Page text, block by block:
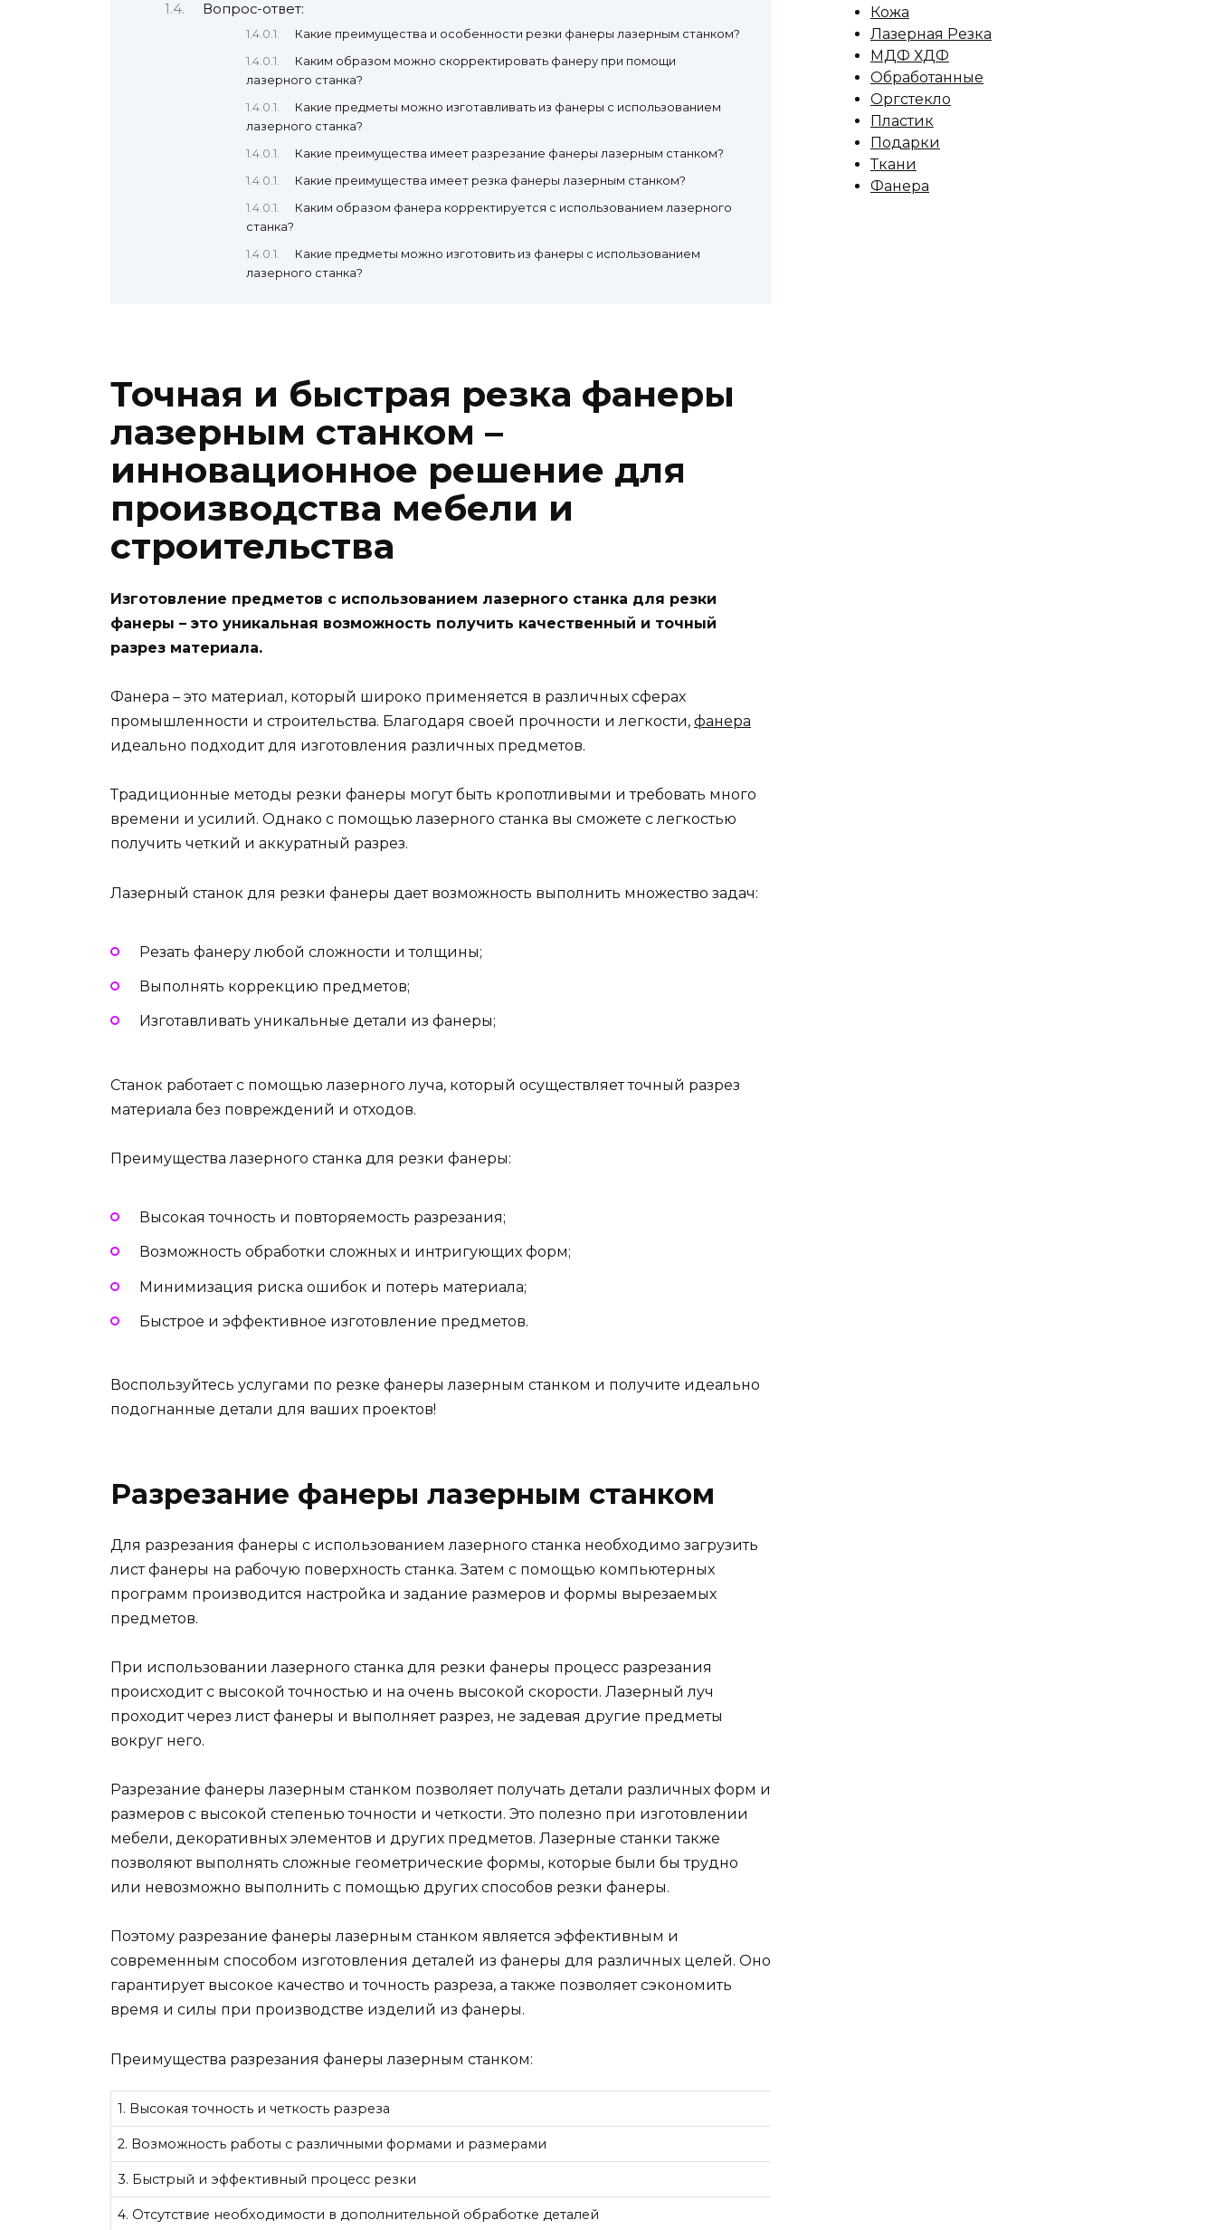
Вопрос-ответ:
Какие преимущества и особенности резки фанеры лазерным станком?
Каким образом можно скорректировать фанеру при помощи
лазерного станка?
Какие предметы можно изготавливать из фанеры с использованием
лазерного станка?
Какие преимущества имеет разрезание фанеры лазерным станком?
Какие преимущества имеет резка фанеры лазерным станком?
Каким образом фанера корректируется с использованием лазерного
станка?
Какие предметы можно изготовить из фанеры с использованием
лазерного станка?
Точная и быстрая резка фанеры
лазерным станком –
инновационное решение для
производства мебели и
строительства
Изготовление предметов с использованием лазерного станка для резки
фанеры – это уникальная возможность получить качественный и точный
разрез материала.
Фанера – это материал, который широко применяется в различных сферах
промышленности и строительства. Благодаря своей прочности и легкости, фанера
идеально подходит для изготовления различных предметов.
Традиционные методы резки фанеры могут быть кропотливыми и требовать много
времени и усилий. Однако с помощью лазерного станка вы сможете с легкостью
получить четкий и аккуратный разрез.
Лазерный станок для резки фанеры дает возможность выполнить множество задач:
Резать фанеру любой сложности и толщины;
Выполнять коррекцию предметов;
Изготавливать уникальные детали из фанеры;
Станок работает с помощью лазерного луча, который осуществляет точный разрез
материала без повреждений и отходов.
Преимущества лазерного станка для резки фанеры:
Высокая точность и повторяемость разрезания;
Возможность обработки сложных и интригующих форм;
Минимизация риска ошибок и потерь материала;
Быстрое и эффективное изготовление предметов.
Воспользуйтесь услугами по резке фанеры лазерным станком и получите идеально
подогнанные детали для ваших проектов!
Разрезание фанеры лазерным станком
Для разрезания фанеры с использованием лазерного станка необходимо загрузить
лист фанеры на рабочую поверхность станка. Затем с помощью компьютерных
программ производится настройка и задание размеров и формы вырезаемых
предметов.
При использовании лазерного станка для резки фанеры процесс разрезания
происходит с высокой точностью и на очень высокой скорости. Лазерный луч
проходит через лист фанеры и выполняет разрез, не задевая другие предметы
вокруг него.
Разрезание фанеры лазерным станком позволяет получать детали различных форм и
размеров с высокой степенью точности и четкости. Это полезно при изготовлении
мебели, декоративных элементов и других предметов. Лазерные станки также
позволяют выполнять сложные геометрические формы, которые были бы трудно
или невозможно выполнить с помощью других способов резки фанеры.
Поэтому разрезание фанеры лазерным станком является эффективным и
современным способом изготовления деталей из фанеры для различных целей. Оно
гарантирует высокое качество и точность разреза, а также позволяет сэкономить
время и силы при производстве изделий из фанеры.
Преимущества разрезания фанеры лазерным станком:
1. Высокая точность и четкость разреза
2. Возможность работы с различными формами и размерами
3. Быстрый и эффективный процесс резки
4. Отсутствие необходимости в дополнительной обработке деталей
Кожа
Лазерная Резка
МДФ ХДФ
Обработанные
Оргстекло
Пластик
Подарки
Ткани
Фанера